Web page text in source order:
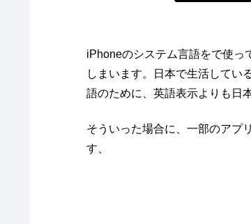
iPhoneのシステム言語をで使っ
しまいます。日本で生活してい
語のために、英語表示よりも日
そういった場合に、一部のアプ
す、